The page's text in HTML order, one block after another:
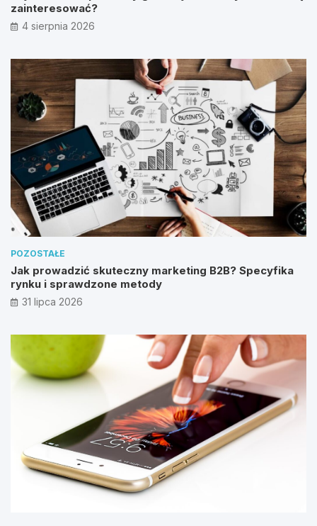
zainteresować?
4 sierpnia 2026
POZOSTAŁE
Jak prowadzić skuteczny marketing B2B? Specyfika
rynku i sprawdzone metody
31 lipca 2026